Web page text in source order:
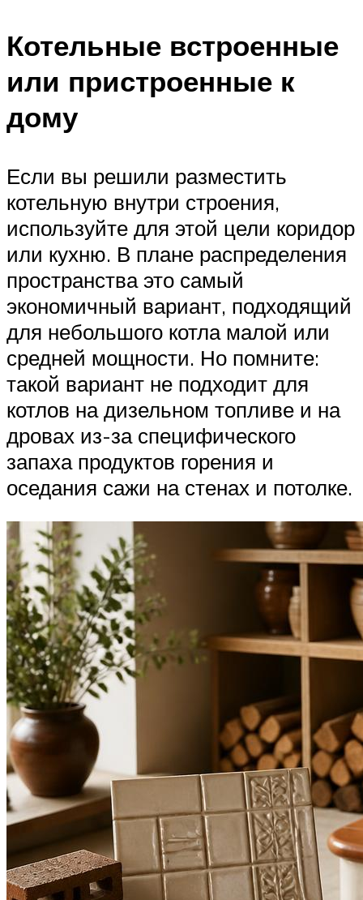
Котельные встроенные
или пристроенные к
дому
Если вы решили разместить
котельную внутри строения,
используйте для этой цели коридор
или кухню. В плане распределения
пространства это самый
экономичный вариант, подходящий
для небольшого котла малой или
средней мощности. Но помните:
такой вариант не подходит для
котлов на дизельном топливе и на
дровах из-за специфического
запаха продуктов горения и
оседания сажи на стенах и потолке.